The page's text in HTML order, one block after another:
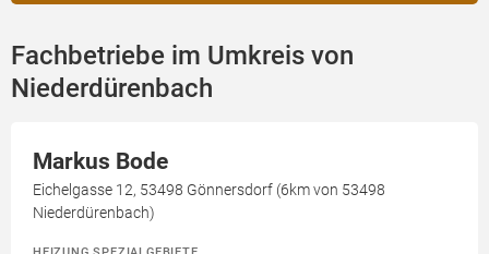
Fachbetriebe im Umkreis von
Niederdürenbach
Markus Bode
Eichelgasse 12, 53498 Gönnersdorf (6km von 53498
Niederdürenbach)